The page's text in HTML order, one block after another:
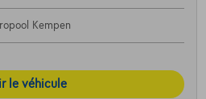
Kempen
le véhicule